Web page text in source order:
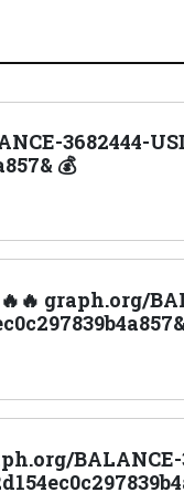
3682444-
💰
graph.org/
BALANCE-